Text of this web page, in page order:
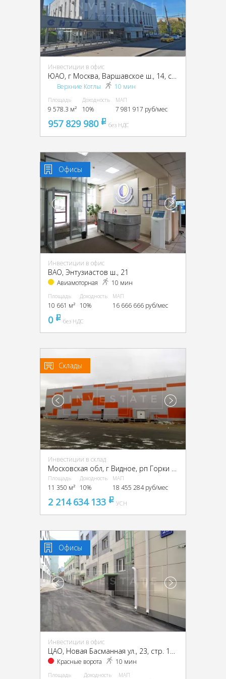
Инвестиции в офис
Верхние Котлы 10 мин
Площадь
9 578.3 м²
Доходность
10%
МАП
7 981 917 руб/мес
957 829 980 pуббез НДС
Офисы
Инвестиции в офис
ВАО, Энтузиастов ш., 21
Авиамоторная 10 мин
Площадь
10 661 м²
Доходность
10%
МАП
16 666 666 руб/мес
0 pуббез НДС
Склады
Инвестиции в склад
Московская обл, г Видное, рп Горки Ленинские, Промзона Технопарк улица Восточная, Московская обл., промзона Технопарк, Восточная ул.
Площадь
11 350 м²
Доходность
10%
МАП
18 455 284 руб/мес
2 214 634 133 pуб
УСН
Офисы
Инвестиции в офис
Красные ворота 10 мин
Площадь Доходность МАП